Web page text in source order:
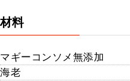
材料
マギーコンソメ無添加
海老